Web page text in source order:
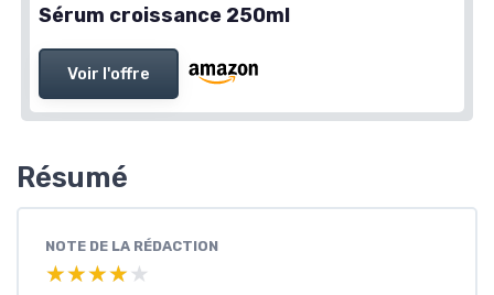
Sérum croissance 250ml
Voir l'offre
Résumé
NOTE DE LA RÉDACTION
★★★★★
★★★★★